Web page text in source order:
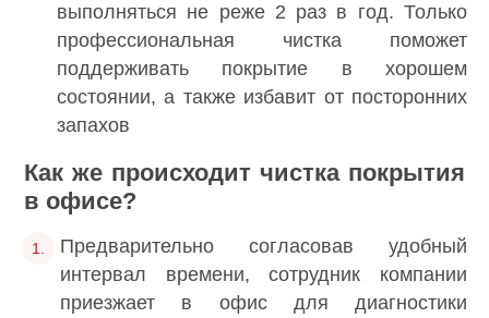
выполняться не реже 2 раз в год. Только
профессиональная чистка поможет
поддерживать покрытие в хорошем
состоянии, а также избавит от посторонних
запахов
Как же происходит чистка покрытия
в офисе?
Предварительно согласовав удобный
интервал времени, сотрудник компании
приезжает в офис для диагностики